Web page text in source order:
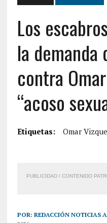
Los
la demanda
contra
“acoso
Etiquetas: Omar
PUBLICIDAD / CONTENIDO
POR: REDACCIÓN NOTICIAS